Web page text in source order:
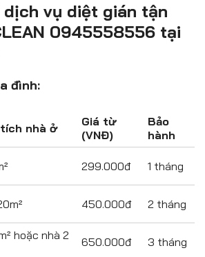
dịch vụ diệt gián tận
0945558556 tại
đình:
nhà ở
Giá từ
(VNĐ)
Bảo
hành
299.000đ 1 tháng
450.000đ 2 tháng
hoặc nhà 2
650.000đ 3 tháng